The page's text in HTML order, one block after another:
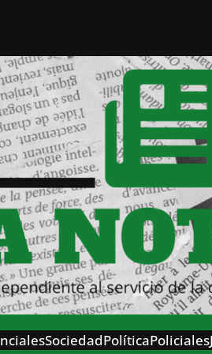
SociedadPolíticaPoliciales